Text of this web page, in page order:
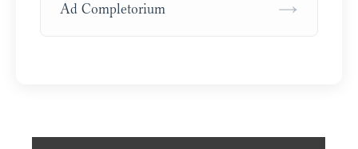
Ad Completorium →